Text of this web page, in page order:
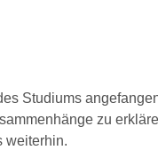
Studiums
zu
weiterhin.